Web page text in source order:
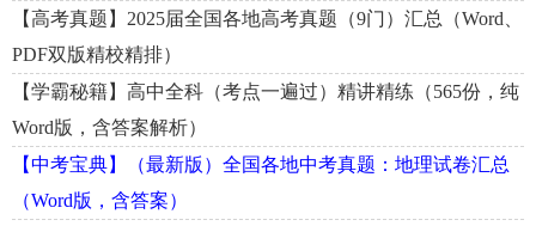
【高考真题】2025届全国各地高考真题（9门）汇总（Word、
PDF双版精校精排）
【学霸秘籍】高中全科（考点一遍过）精讲精练（565份，纯
Word版，含答案解析）
【中考宝典】（最新版）全国各地中考真题：地理试卷汇总
（Word版，含答案）